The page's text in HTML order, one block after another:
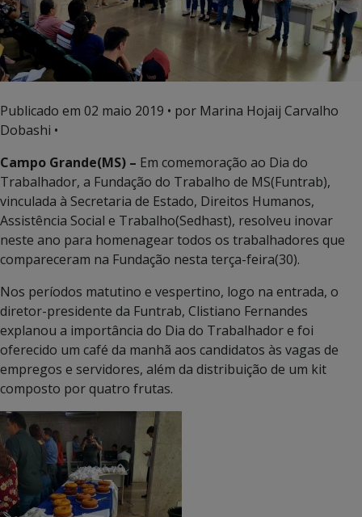
Publicado em 02 maio 2019 • por Marina Hojaij Carvalho
Dobashi •
Campo Grande(MS) – Em comemoração ao Dia do
Trabalhador, a Fundação do Trabalho de MS(Funtrab),
vinculada à Secretaria de Estado, Direitos Humanos,
Assistência Social e Trabalho(Sedhast), resolveu inovar
neste ano para homenagear todos os trabalhadores que
compareceram na Fundação nesta terça-feira(30).
Nos períodos matutino e vespertino, logo na entrada, o
diretor-presidente da Funtrab, Clistiano Fernandes
explanou a importância do Dia do Trabalhador e foi
oferecido um café da manhã aos candidatos às vagas de
empregos e servidores, além da distribuição de um kit
composto por quatro frutas.